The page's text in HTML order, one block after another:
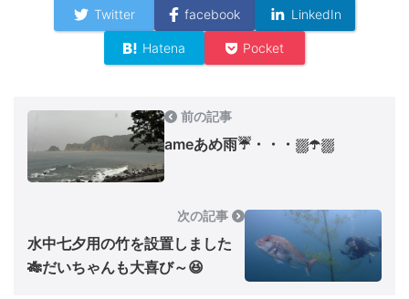
Twitter facebook LinkedIn
Hatena Pocket
前の記事
ameあめ雨☔・・・⛆☂⛆
次の記事
水中七夕用の竹を設置しました
🎋だいちゃんも大喜び～😆